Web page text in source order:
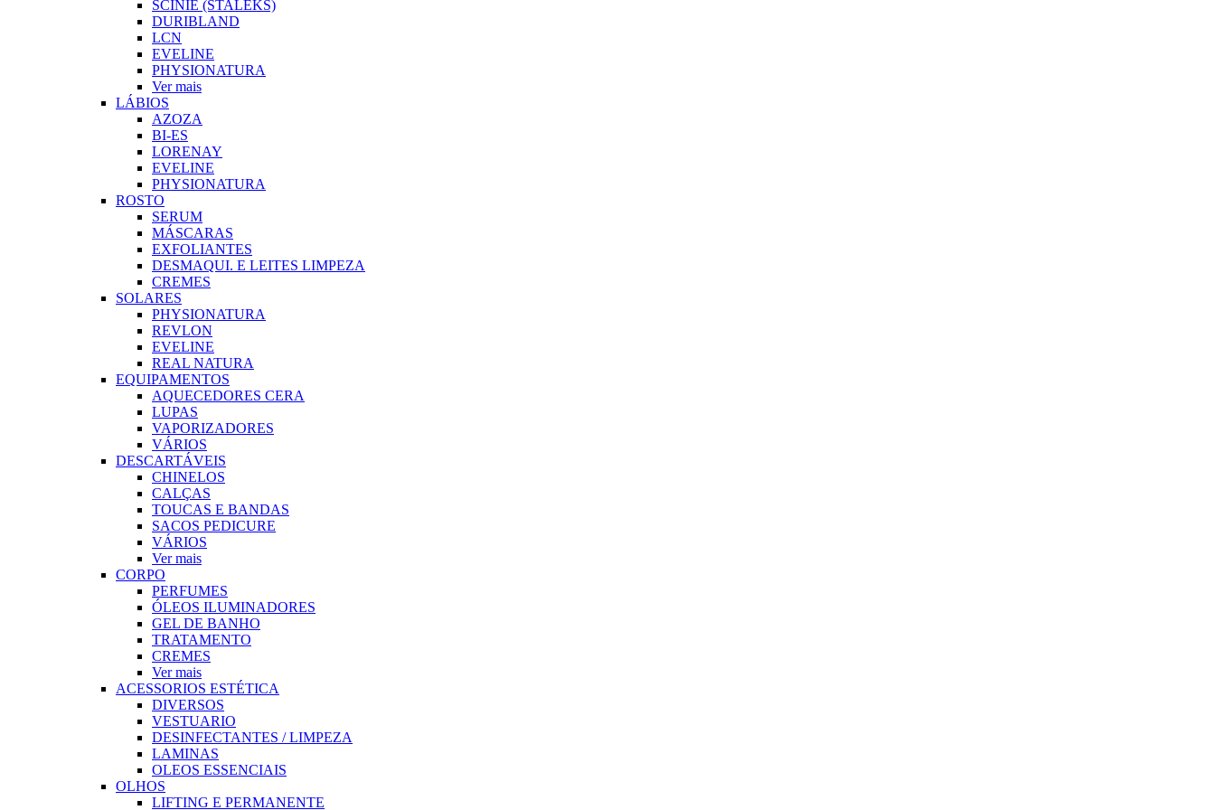
SCINIE (STALEKS)
DURIBLAND
LCN
EVELINE
PHYSIONATURA
Ver mais
LÁBIOS
AZOZA
BI-ES
LORENAY
EVELINE
PHYSIONATURA
ROSTO
SERUM
MÁSCARAS
EXFOLIANTES
DESMAQUI. E LEITES LIMPEZA
CREMES
SOLARES
PHYSIONATURA
REVLON
EVELINE
REAL NATURA
EQUIPAMENTOS
AQUECEDORES CERA
LUPAS
VAPORIZADORES
VÁRIOS
DESCARTÁVEIS
CHINELOS
CALÇAS
TOUCAS E BANDAS
SACOS PEDICURE
VÁRIOS
Ver mais
CORPO
PERFUMES
ÓLEOS ILUMINADORES
GEL DE BANHO
TRATAMENTO
CREMES
Ver mais
ACESSORIOS ESTÉTICA
DIVERSOS
VESTUARIO
DESINFECTANTES / LIMPEZA
LAMINAS
OLEOS ESSENCIAIS
OLHOS
LIFTING E PERMANENTE